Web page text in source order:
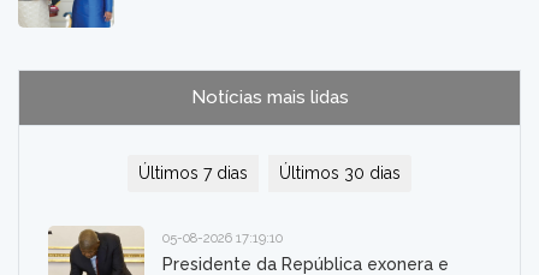
Notícias mais lidas
Últimos 7 dias Últimos 30 dias
05-08-2026 17:19:10
Presidente da República exonera e